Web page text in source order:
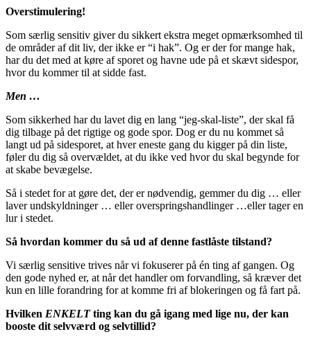
Overstimulering!
Som særlig sensitiv giver du sikkert ekstra meget opmærksomhed til
de områder af dit liv, der ikke er “i hak”. Og er der for mange hak,
har du det med at køre af sporet og havne ude på et skævt sidespor,
hvor du kommer til at sidde fast.
Men …
Som sikkerhed har du lavet dig en lang “jeg-skal-liste”, der skal få
dig tilbage på det rigtige og gode spor. Dog er du nu kommet så
langt ud på sidesporet, at hver eneste gang du kigger på din liste,
føler du dig så overvældet, at du ikke ved hvor du skal begynde for
at skabe bevægelse.
Så i stedet for at gøre det, der er nødvendig, gemmer du dig … eller
laver undskyldninger … eller overspringshandlinger …eller tager en
lur i stedet.
Så hvordan kommer du så ud af denne fastlåste tilstand?
Vi særlig sensitive trives når vi fokuserer på én ting af gangen. Og
den gode nyhed er, at når det handler om forvandling, så kræver det
kun en lille forandring for at komme fri af blokeringen og få fart på.
Hvilken ENKELTting kan du gå igang med lige nu, der kan
booste dit selvværd og selvtillid?